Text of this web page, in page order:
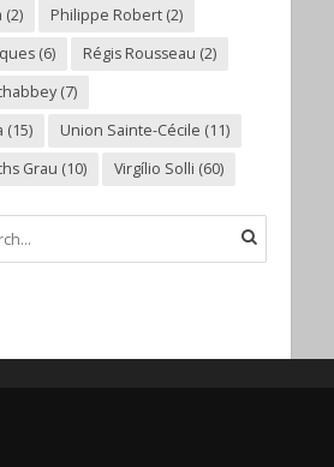
(2) Philippe Robert(2)
(6) Régis Rousseau (2)
(7)
(15) Union Sainte-Cécile (11)
Grau (10) Virgílio Solli (60)